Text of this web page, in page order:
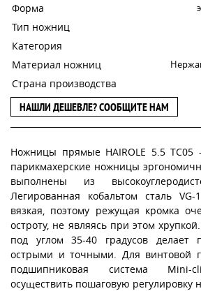
Форма
Тип ножниц
Категория
Материал ножниц
Страна производства
НАШЛИ ДЕШЕВЛЕ? СООБЩИТЕ НАМ
Ножницы прямые HAIROLE 5.5 TC05
парикмахерские ножницы
выполнены из
Легированная кобальтом сталь
вязкая, поэтому режущая кромка
остроту, не являясь при этом
под углом 35-40 градусов делает
острыми и точными. Для винтовой
подшипниковая система Mini-
осуществить пошаговую регулировку